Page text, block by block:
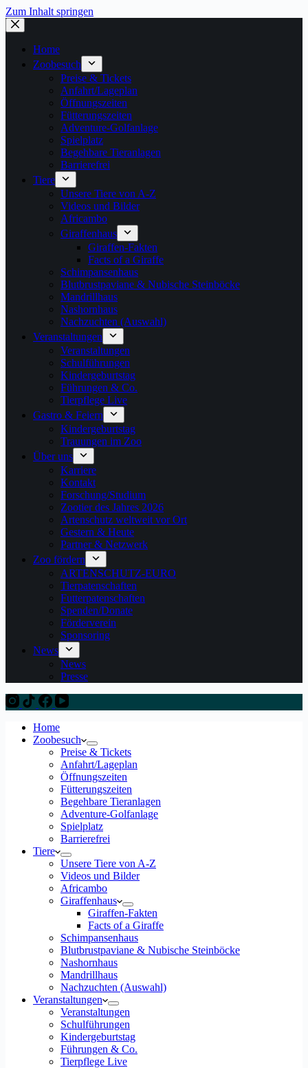
Zum Inhalt springen
Home
Zoobesuch
Preise & Tickets
Anfahrt/Lageplan
Öffnungszeiten
Fütterungszeiten
Adventure-Golfanlage
Spielplatz
Begehbare Tieranlagen
Barrierefrei
Tiere
Unsere Tiere von A-Z
Videos und Bilder
Africambo
Giraffenhaus
Giraffen-Fakten
Facts of a Giraffe
Schimpansenhaus
Blutbrustpaviane & Nubische Steinböcke
Mandrillhaus
Nashornhaus
Nachzuchten (Auswahl)
Veranstaltungen
Veranstaltungen
Schulführungen
Kindergeburtstag
Führungen & Co.
Tierpflege Live
Gastro & Feiern
Kindergeburtstag
Trauungen im Zoo
Über uns
Karriere
Kontakt
Forschung/Studium
Zootier des Jahres 2026
Artenschutz weltweit vor Ort
Gestern & Heute
Partner & Netzwerk
Zoo fördern
ARTENSCHUTZ-EURO
Tierpatenschaften
Futterpatenschaften
Spenden/Donate
Förderverein
Sponsoring
News
News
Presse
Home
Zoobesuch
Preise & Tickets
Anfahrt/Lageplan
Öffnungszeiten
Fütterungszeiten
Begehbare Tieranlagen
Adventure-Golfanlage
Spielplatz
Barrierefrei
Tiere
Unsere Tiere von A-Z
Videos und Bilder
Africambo
Giraffenhaus
Giraffen-Fakten
Facts of a Giraffe
Schimpansenhaus
Blutbrustpaviane & Nubische Steinböcke
Nashornhaus
Mandrillhaus
Nachzuchten (Auswahl)
Veranstaltungen
Veranstaltungen
Schulführungen
Kindergeburtstag
Führungen & Co.
Tierpflege Live